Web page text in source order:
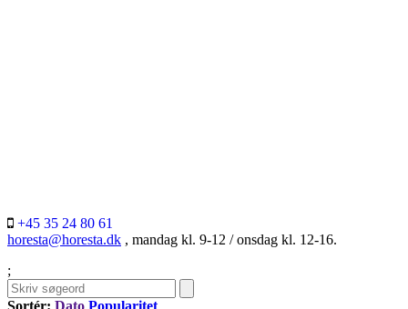
+45 35 24 80 61
horesta@horesta.dk , mandag kl. 9-12 / onsdag kl. 12-16.
;